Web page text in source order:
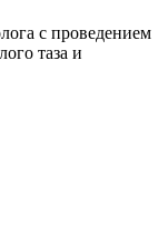
с проведением
таза и